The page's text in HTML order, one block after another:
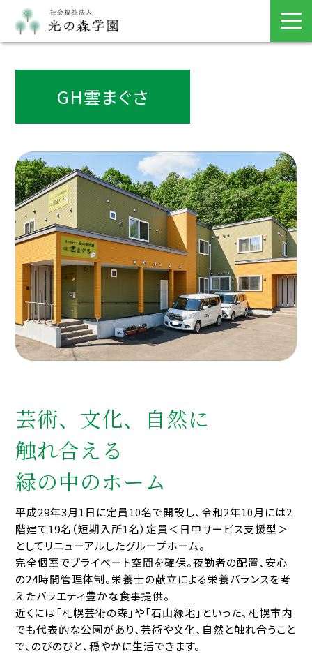
GH雲まぐさ
芸術、文化、自然に
触れ合える
緑の中のホーム
平成29年3月1日に定員10名で開設し、令和2年10月には2
階建て19名（短期入所1名）定員＜日中サービス支援型＞
としてリニューアルしたグループホーム。
完全個室でプライベート空間を確保。夜勤者の配置、安心
の24時間管理体制。栄養士の献立による栄養バランスを考
えたバラエティ豊かな食事提供。
近くには「札幌芸術の森」や「石山緑地」といった、札幌市内
でも代表的な公園があり、芸術や文化、自然と触れ合うこと
で、のびのびと、穏やかに生活できます。